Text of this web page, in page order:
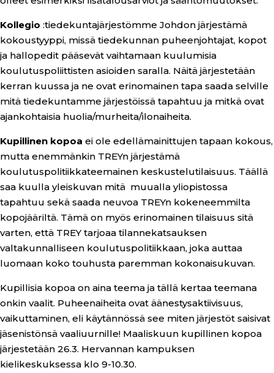
Kollegio :tiedekuntajärjestömme Johdon järjestämä
kokoustyyppi, missä tiedekunnan puheenjohtajat, kopot
ja hallopedit pääsevät vaihtamaan kuulumisia
koulutuspoliittisten asioiden saralla. Näitä järjestetään
kerran kuussa ja ne ovat erinomainen tapa saada selville
mitä tiedekuntamme järjestöissä tapahtuu ja mitkä ovat
ajankohtaisia huolia/murheita/ilonaiheita.
Kupillinen kopoa ei ole edellämainittujen tapaan kokous,
mutta enemmänkin TREYn järjestämä
koulutuspolitiikkateemainen keskustelutilaisuus. Täällä
saa kuulla yleiskuvan mitä muualla yliopistossa
tapahtuu sekä saada neuvoa TREYn kokeneemmilta
kopojääriltä. Tämä on myös erinomainen tilaisuus sitä
varten, että TREY tarjoaa tilannekatsauksen
valtakunnalliseen koulutuspolitiikkaan, joka auttaa
luomaan koko touhusta paremman kokonaisukuvan.
Kupillisia kopoa on aina teema ja tällä kertaa teemana
onkin vaalit. Puheenaiheita ovat äänestysaktiivisuus,
vaikuttaminen, eli käytännössä see miten järjestöt saisivat
jäsenistönsä vaaliuurnille! Maaliskuun kupillinen kopoa
järjestetään 26.3. Hervannan kampuksen
kielikeskuksessa klo 9-10.30.